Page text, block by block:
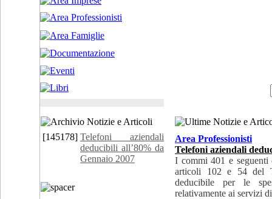
[145178] Telefoni aziendali
deducibili all’80% da
Gennaio 2007
Area Professionisti
Telefoni aziendali
I commi 401 e
articoli 102 e 54 del
deducibile per le
relativamente ai servizi